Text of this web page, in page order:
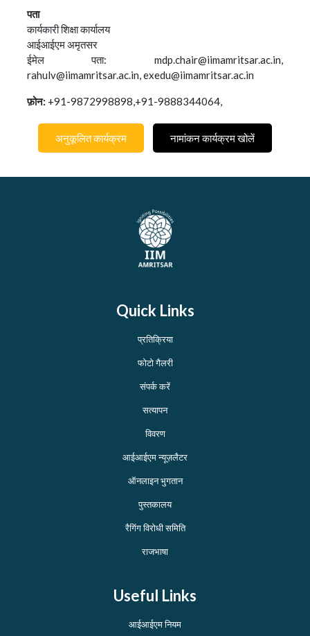
पता
कार्यकारी शिक्षा कार्यालय
आईआईएम अमृतसर
ईमेल पता: mdp.chair@iimamritsar.ac.in,
rahulv@iimamritsar.ac.in, exedu@iimamritsar.ac.in
फ़ोन: +91-9872998898,+91-9888344064,
अनुकूलित कार्यक्रम नामांकन कार्यक्रम खोलें
Quick Links
प्रतिक्रिया
फोटो गैलरी
संपर्क करें
सत्यापन
विवरण
आईआईएम न्यूज़लैटर
ऑनलाइन भुगतान
पुस्तकालय
रैगिंग विरोधी समिति
राजभाषा
Useful Links
आईआईएम नियम